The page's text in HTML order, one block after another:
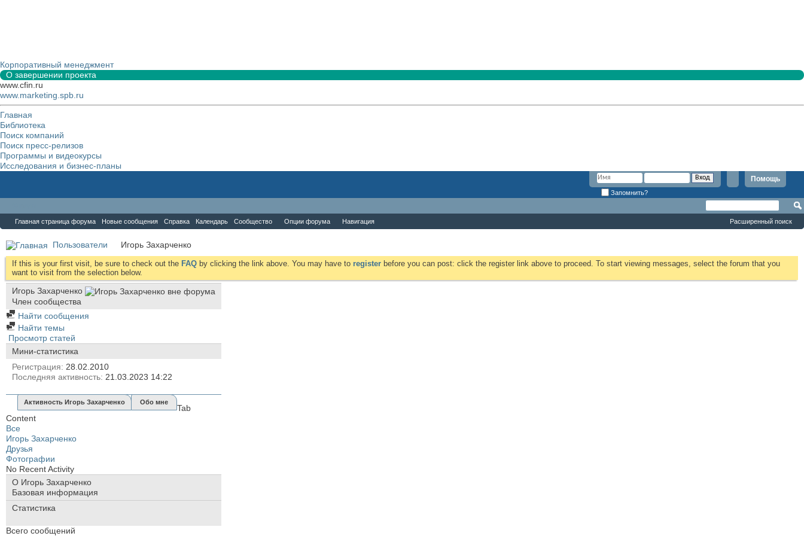
Корпоративный менеджмент
О завершении проекта
www.cfin.ru
www.marketing.spb.ru
Главная
Библиотека
Поиск компаний
Поиск пресс-релизов
Программы и видеокурсы
Исследования и бизнес-планы
Помощь
Запомнить?
Главная страница форума Новые сообщения Справка Календарь Сообщество Опции форума Навигация Расширенный поиск
Пользователи Игорь Захарченко
If this is your first visit, be sure to check out the FAQ by clicking the link above. You may have to register before you can post: click the register link above to proceed. To start viewing messages, select the forum that you
want to visit from the selection below.
Игорь Захарченко
Член сообщества
Найти сообщения
Найти темы
Просмотр статей
Мини-статистика
Регистрация
28.02.2010
Последняя активность 21.03.2023 14:22
Активность Игорь Захарченко Обо мне
Tab
Content
Все
Игорь Захарченко
Друзья
Фотографии
No Recent Activity
О Игорь Захарченко
Базовая информация
Статистика
Всего сообщений